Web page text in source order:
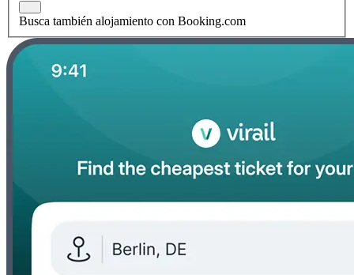
Busca también alojamiento con Booking.com